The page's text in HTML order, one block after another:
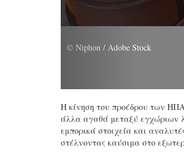
Η κίνηση του προέδρου των
άλλα αγαθά μεταξύ εγχώριων
εμπορικά στοιχεία και
στέλνοντας καύσιμα στο